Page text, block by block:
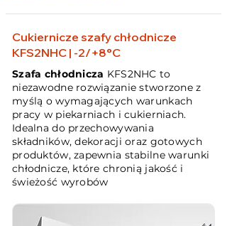
Cukiernicze szafy chłodnicze
KFS2NHC | -2/+8°C
Szafa chłodnicza KFS2NHC to
niezawodne rozwiązanie stworzone z
myślą o wymagających warunkach
pracy w piekarniach i cukierniach.
Idealna do przechowywania
składników, dekoracji oraz gotowych
produktów, zapewnia stabilne warunki
chłodnicze, które chronią jakość i
świeżość wyrobów